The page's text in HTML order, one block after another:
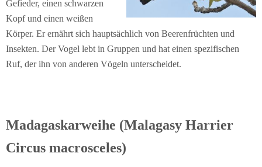
Gefieder, einen schwarzen
Kopf und einen weißen
Körper. Er ernährt sich hauptsächlich von Beerenfrüchten und
Insekten. Der Vogel lebt in Gruppen und hat einen spezifischen
Ruf, der ihn von anderen Vögeln unterscheidet.
Madagaskarweihe (Malagasy Harrier
Circus macrosceles)